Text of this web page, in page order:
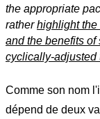
the appropriate
ratherhighlight the
and the benefits of
cyclically-adjusted
Comme son nom
dépend de deux